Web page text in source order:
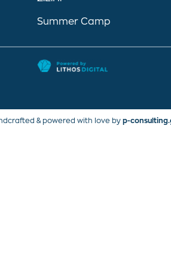
Summer Camp
& powered with love by p-